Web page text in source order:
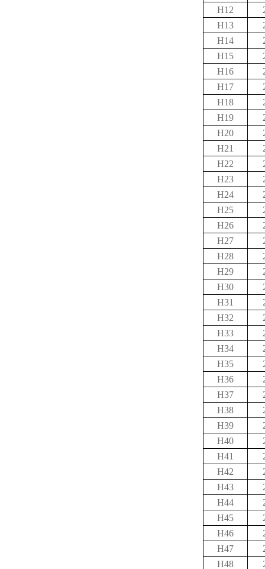
H12
H13
H14
H15
H16
H17
H18
H19
H20
H21
H22
H23
H24
H25
H26
H27
H28
H29
H30
H31
H32
H33
H34
H35
H36
H37
H38
H39
H40
H41
H42
H43
H44
H45
H46
H47
H48